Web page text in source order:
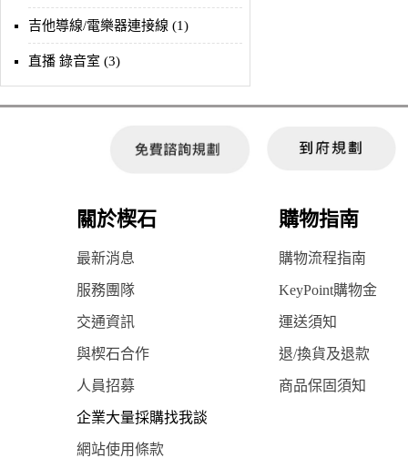
吉他導線/電樂器連接線 (1)
直播 錄音室 (3)
關於楔石 購物指南
最新消息 購物流程指南
服務團隊 KeyPoint購物金
交通資訊 運送須知
與楔石合作 退/換貨及退款
人員招募 商品保固須知
企業大量採購找我談
網站使用條款